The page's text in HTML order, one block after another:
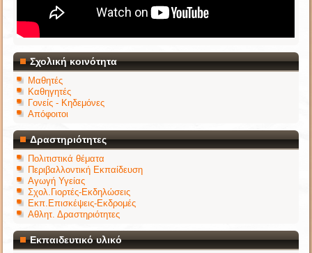
Σχολική κοινότητα
Μαθητές
Καθηγητές
Γονείς - Κηδεμόνες
Απόφοιτοι
Δραστηριότητες
Πολιτιστικά θέματα
Περιβαλλοντική Εκπαίδευση
Αγωγή Υγείας
Σχολ.Γιορτές-Εκδηλώσεις
Εκπ.Επισκέψεις-Εκδρομές
Αθλητ. Δραστηριότητες
Εκπαιδευτικό υλικό